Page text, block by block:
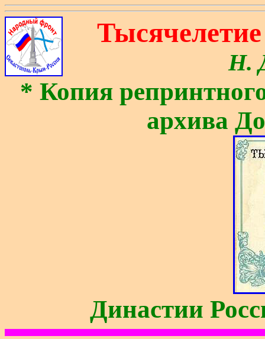
Н.
* Копия
архива
Династии